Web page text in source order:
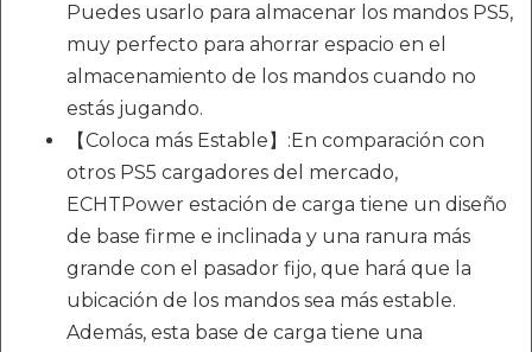
Puedes usarlo para almacenar los mandos PS5,
muy perfecto para ahorrar espacio en el
almacenamiento de los mandos cuando no
estás jugando.
【Coloca más Estable】:En comparación con
otros PS5 cargadores del mercado,
ECHTPower estación de carga tiene un diseño
de base firme e inclinada y una ranura más
grande con el pasador fijo, que hará que la
ubicación de los mandos sea más estable.
Además, esta base de carga tiene una